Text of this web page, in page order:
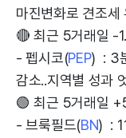
마진변화로 견조세
🔴 최근 5거래일 -
- 펩시코(PEP) : 3
감소..지역별 성과
🟢 최근 5거래일
- 브룩필드(BN) :